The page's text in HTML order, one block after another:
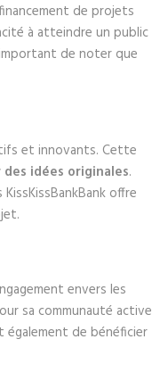
de projets
à atteindre un public
de noter que
et innovants. Cette
idées originales.
offre
envers les
sa communauté active
de bénéficier